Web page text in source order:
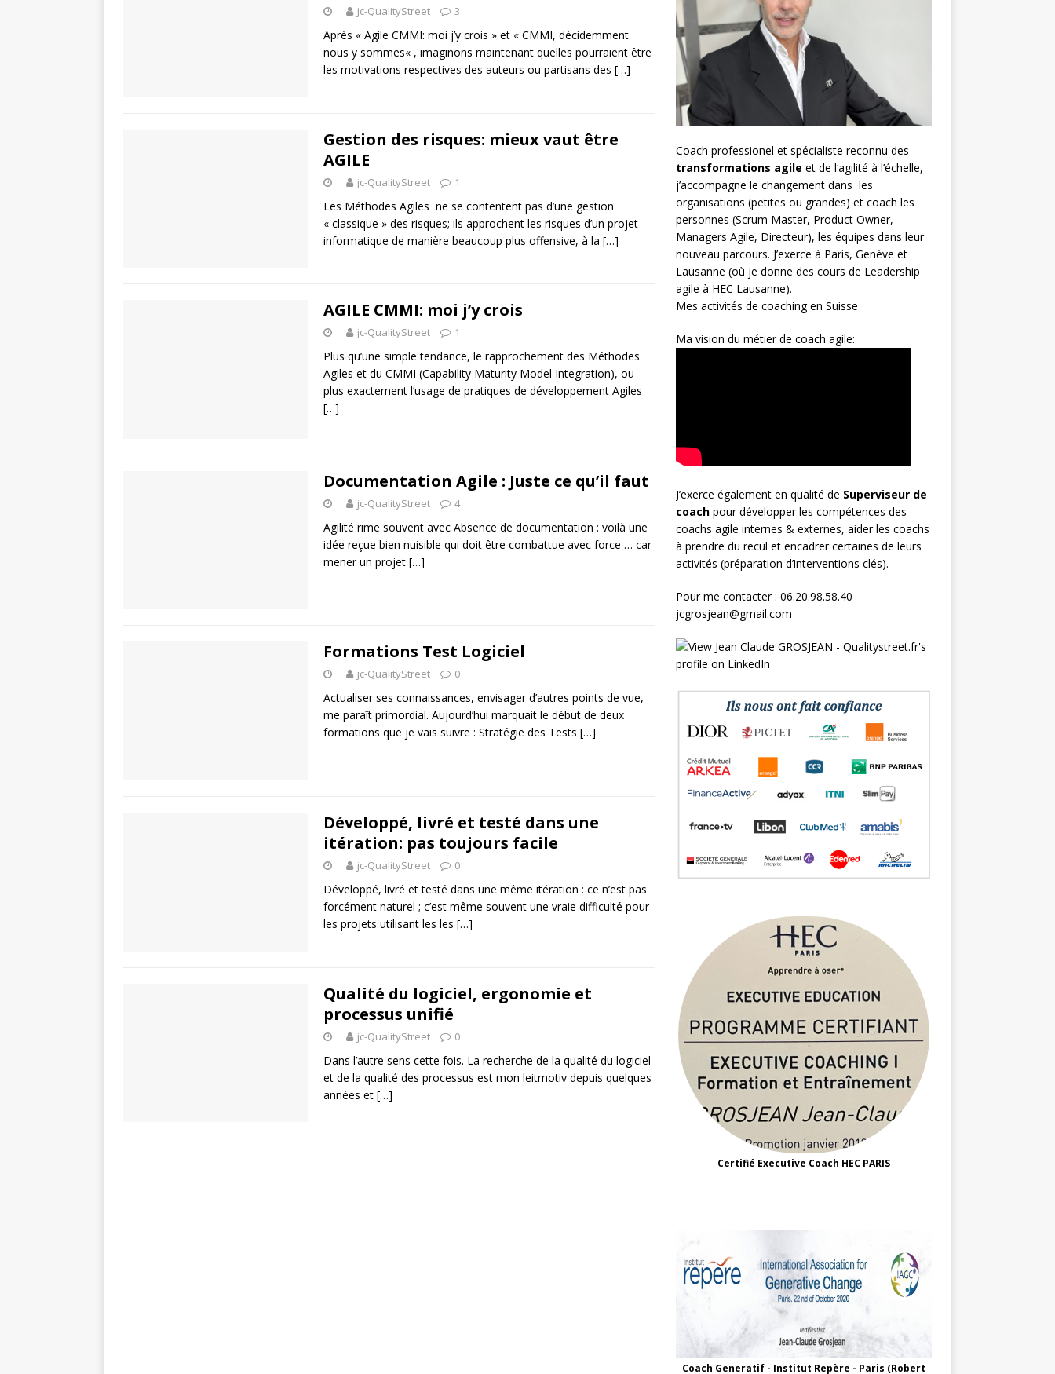
jc-QualityStreet 3
Après « Agile CMMI: moi j’y crois » et « CMMI, décidemment
nous y sommes« , imaginons maintenant quelles pourraient être
les motivations respectives des auteurs ou partisans des […]
Gestion des risques: mieux vaut être
AGILE
jc-QualityStreet 1
Les Méthodes Agiles ne se contentent pas d’une gestion
« classique » des risques; ils approchent les risques d’un projet
informatique de manière beaucoup plus offensive, à la […]
AGILE CMMI: moi j’y crois
jc-QualityStreet 1
Plus qu’une simple tendance, le rapprochement des Méthodes
Agiles et du CMMI (Capability Maturity Model Integration), ou
plus exactement l’usage de pratiques de développement Agiles
[…]
Documentation Agile : Juste ce qu’il faut
jc-QualityStreet 4
Agilité rime souvent avec Absence de documentation : voilà une
idée reçue bien nuisible qui doit être combattue avec force … car
mener un projet […]
Formations Test Logiciel
jc-QualityStreet 0
Actualiser ses connaissances, envisager d’autres points de vue,
me paraît primordial. Aujourd’hui marquait le début de deux
formations que je vais suivre : Stratégie des Tests […]
Développé, livré et testé dans une
itération: pas toujours facile
jc-QualityStreet 0
Développé, livré et testé dans une même itération : ce n’est pas
forcément naturel ; c’est même souvent une vraie difficulté pour
les projets utilisant les les […]
Qualité du logiciel, ergonomie et
processus unifié
jc-QualityStreet 0
Dans l’autre sens cette fois. La recherche de la qualité du logiciel
et de la qualité des processus est mon leitmotiv depuis quelques
années et […]
Coach professionel et spécialiste reconnu des
transformations agile et de l‘agilité à l’échelle,
j’accompagne le changement dans les
organisations (petites ou grandes) et coach les
personnes (Scrum Master, Product Owner,
Managers Agile, Directeur), les équipes dans leur
nouveau parcours. J’exerce à Paris, Genève et
Lausanne (où je donne des cours de Leadership
agile à HEC Lausanne).
Mes activités de coaching en Suisse
Ma vision du métier de coach agile:
J’exerce également en qualité de Superviseur de
coachpour développer les compétences des
coachs agile internes & externes, aider les coachs
à prendre du recul et encadrer certaines de leurs
activités (préparation d’interventions clés).
Pour me contacter : 06.20.98.58.40
jcgrosjean@gmail.com
Certifié Executive Coach HEC PARIS
Coach Generatif - Institut Repère - Paris (Robert